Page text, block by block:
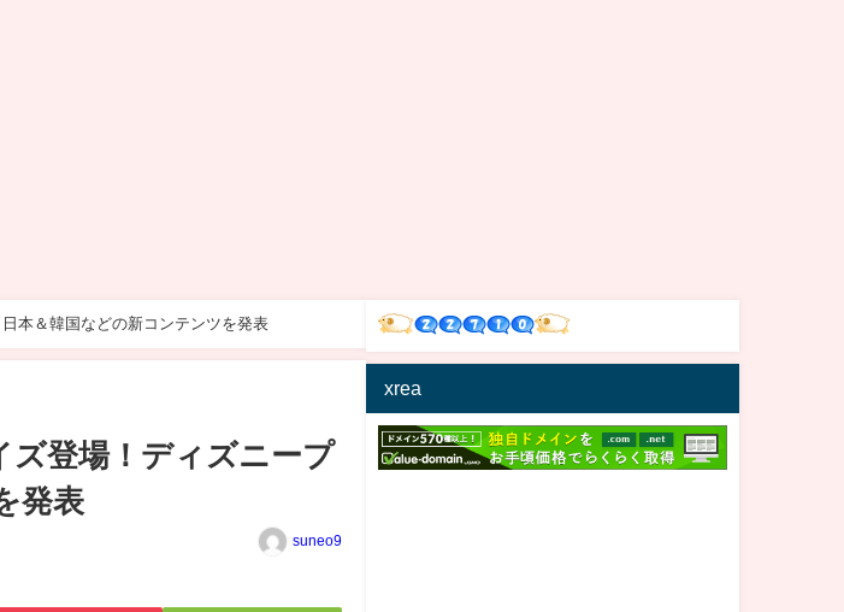
本＆韓国などの新コンテンツを発表
ズ登場！ディズニープ
発表
suneo9
xrea